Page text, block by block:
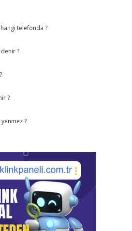
hangi telefonda ?
?
?
?